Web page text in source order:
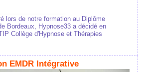
lors de notre formation au Diplôme
Bordeaux, Hypnose33 a décidé en
Collège d'Hypnose et Thérapies
EMDR Intégrative